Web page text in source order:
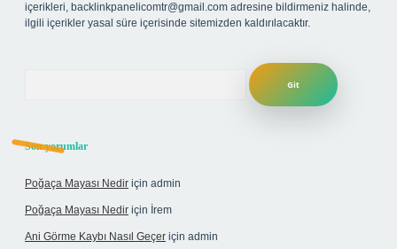
içerikleri, backlinkpanelicomtr@gmail.com adresine bildirmeniz halinde,
ilgili içerikler yasal süre içerisinde sitemizden kaldırılacaktır.
Son yorumlar
Poğaça Mayası Nedir için admin
Poğaça Mayası Nedir için İrem
Ani Görme Kaybı Nasıl Geçer için admin